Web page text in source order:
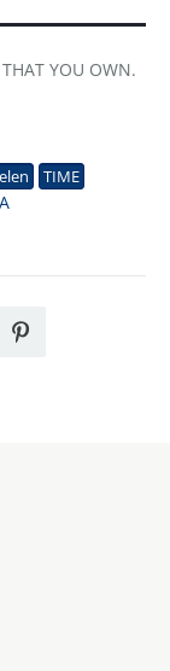
YOU OWN.
TIME